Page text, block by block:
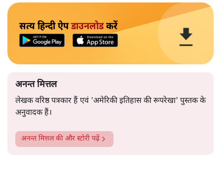
सत्य हिन्दी ऐपडाउनलोडकरें
अनन्त मित्तल
लेखक वरिष्ठ पत्रकार हैं एवं 'अमेरिकी इतिहास की रूपरेखा' पुस्तक के
अनुवादक हैं।
अनन्त मित्तलकी और स्टोरी पढ़ें